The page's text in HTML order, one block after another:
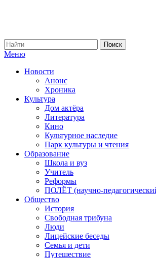
Меню
Новости
Анонс
Хроника
Культура
Дом актёра
Литература
Кино
Культурное наследие
Парк культуры и чтения
Образование
Школа и вуз
Учитель
Реформы
ПОЛЁТ (научно-
Общество
История
Свободная трибуна
Люди
Лицейские беседы
Семья и дети
Путешествие